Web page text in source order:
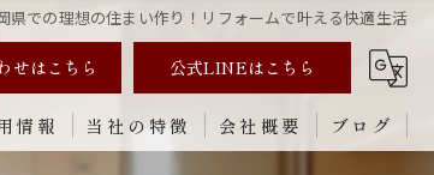
県での理想の住まい作り！リフォームで叶える快適生活
せはこちら 公式LINEはこちら
情報 当社の特徴 会社概要 ブログ